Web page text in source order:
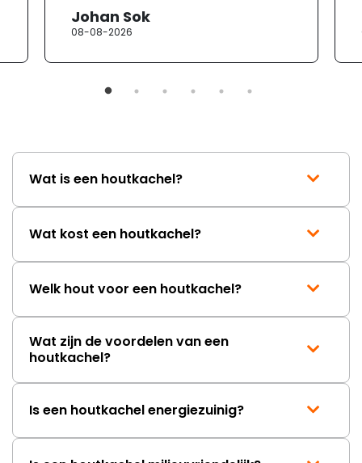
Johan Sok
08-08-2026
Wat is een houtkachel?
Wat kost een houtkachel?
Welk hout voor een houtkachel?
Wat zijn de voordelen van een
houtkachel?
Is een houtkachel energiezuinig?